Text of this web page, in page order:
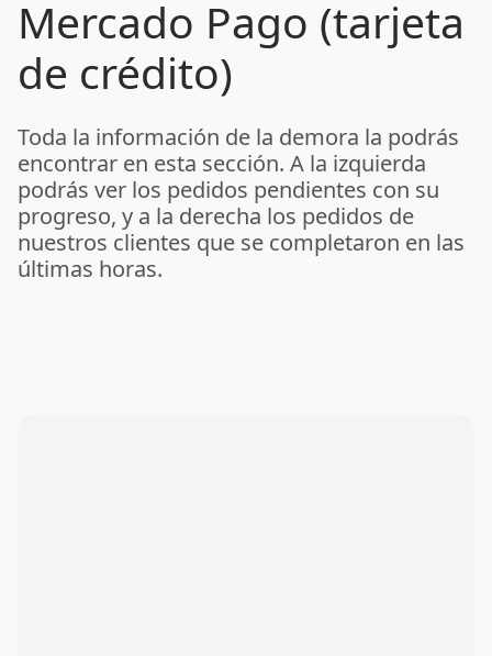
Mercado Pago (tarjeta
de crédito)
Toda la información de la demora la podrás
encontrar en esta sección. A la izquierda
podrás ver los pedidos pendientes con su
progreso, y a la derecha los pedidos de
nuestros clientes que se completaron en las
últimas horas.